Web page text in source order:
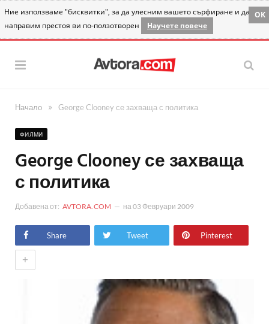
Ние използваме "бисквитки", за да улесним вашето сърфиране и да
направим престоя ви по-ползотворен
Научете повече
OK
Начало » George Clooney се захваща с политика
ФИЛМИ
George Clooney се захваща
с политика
Добавена от: AVTORA.COM на03 Февруари 2009
Share Tweet Pinterest
+